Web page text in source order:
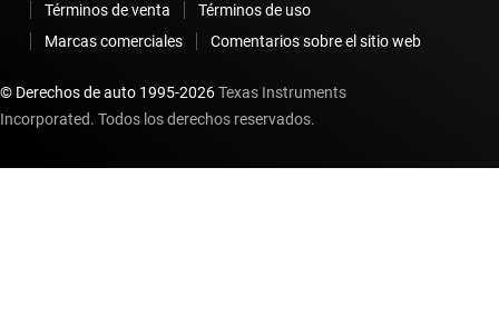
Términos de venta
Términos de uso
Marcas comerciales
Comentarios sobre el sitio web
© Derechos de auto 1995-2026Texas Instruments
Incorporated. Todos los derechos reservados.